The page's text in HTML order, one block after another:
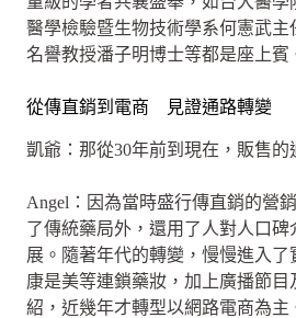
醫學檢驗暨生物技術學系何憲武主
名譽教授潘子明博士等都是座上賓
從傳直銷到電商 見證通路轉變
凱爺：那從30年前到現在，販售的
Angel：因為當時盛行傳直銷的營
了傳統藥局外，還用了人對人口碑
展。隨著年代的轉變，慢慢進入了
康是美等連鎖藥妝，加上廣播節
紹，近幾年才轉型以網路電商為